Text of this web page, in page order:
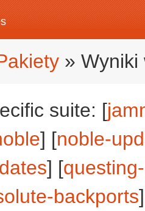
» Wyniki
suite: [
] [noble-
] [
backports